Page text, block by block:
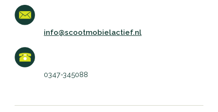
info@scootmobielactief.nl
0347-345088